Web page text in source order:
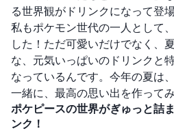
る世界観がドリンクになって登場
私もポケモン世代の一人として
した！ただ可愛いだけでなく、
な、元気いっぱいのドリンクと
なっているんです。今年の夏は
一緒に、最高の思い出を作って
ポケピースの世界がぎゅっと詰
ンク！